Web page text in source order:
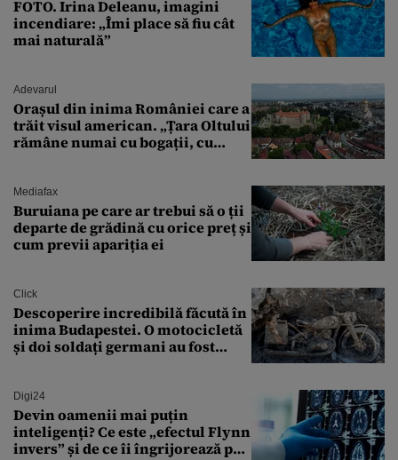
FOTO. Irina Deleanu, imagini
incendiare: „Îmi place să fiu cât
mai naturală”
Adevarul
Orașul din inima României care a
trăit visul american. „Țara Oltului
rămâne numai cu bogații, cu
Mediafax
Buruiana pe care ar trebui să o ții
departe de grădină cu orice preț și
cum previi apariția ei
Click
Descoperire incredibilă făcută în
inima Budapestei. O motocicletă
și doi soldați germani au fost
Digi24
Devin oamenii mai puțin
inteligenți? Ce este „efectul Flynn
invers” și de ce îi îngrijorează pe